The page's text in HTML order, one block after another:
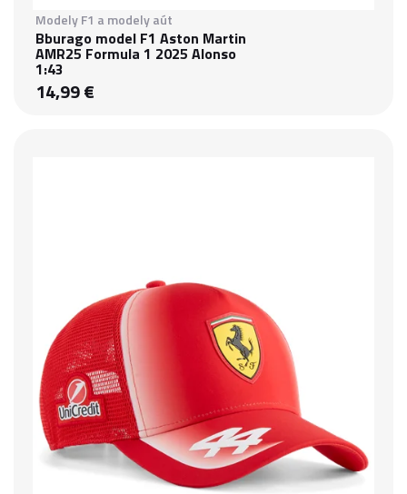
Modely F1 a modely aút
Bburago model F1 Aston Martin
AMR25 Formula 1 2025 Alonso
1:43
14,99 €